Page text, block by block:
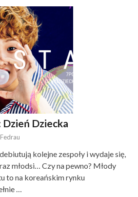
Dzień Dziecka
kolejne zespoły i wydaje się,
młodsi… Czy na pewno? Młody
to na koreańskim rynku
…